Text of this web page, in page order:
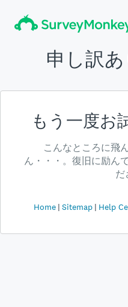
申し訳あ
もう一度お
こんなところに飛
ん・・・。復旧に励ん
だ
Home Sitemap Help